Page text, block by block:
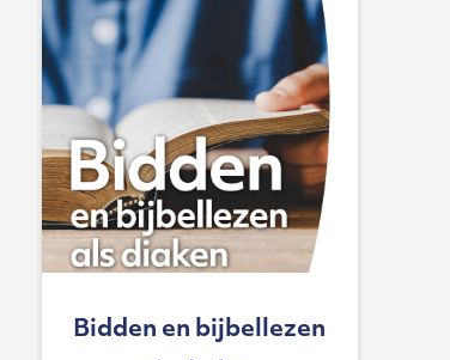
Bidden en bijbellezen